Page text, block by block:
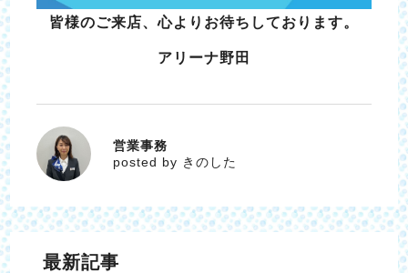
皆様のご来店、心よりお待ちしております。
アリーナ野田
きのした
営業事務
posted by きのした
最新記事